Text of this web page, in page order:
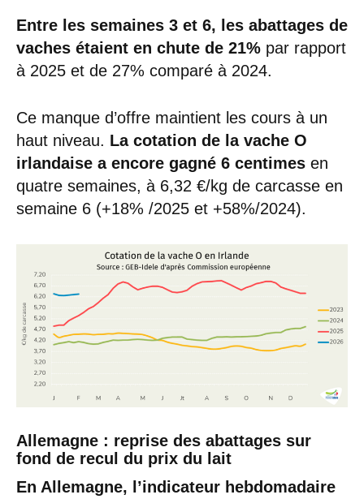
Entre les semaines 3 et 6, les abattages de
vaches étaient en chute de 21% par rapport
à 2025 et de 27% comparé à 2024.
Ce manque d’offre maintient les cours à un
haut niveau. La cotation de la vache O
irlandaise a encore gagné 6 centimes en
quatre semaines, à 6,32 €/kg de carcasse en
semaine 6 (+18% /2025 et +58%/2024).
Allemagne : reprise des abattages sur
fond de recul du prix du lait
En Allemagne, l’indicateur hebdomadaire